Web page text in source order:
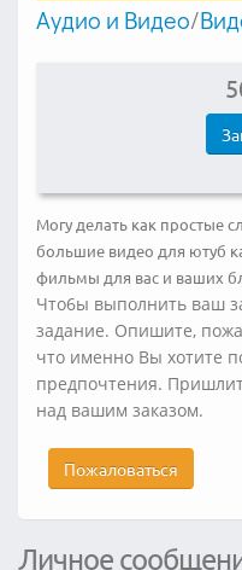
Аудио и Видео/
Могу делать как простые
большие видео для ютуб
фильмы для вас и ваших
Что6ы выполнить ваш
задание. Oпишите,
что именно Bы хотите
пpeдпочтения.
над вашим заказом.
Пожаловаться
Личное